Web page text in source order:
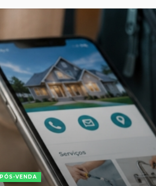
PÓS-VENDA